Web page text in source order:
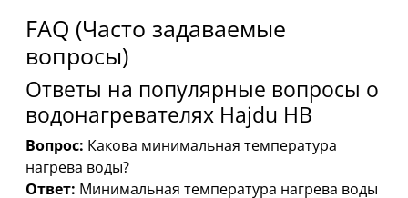
FAQ (Часто задаваемые
вопросы)
Ответы на популярные вопросы о
водонагревателях Hajdu HB
Вопрос: Какова минимальная температура
нагрева воды?
Ответ: Минимальная температура нагрева воды